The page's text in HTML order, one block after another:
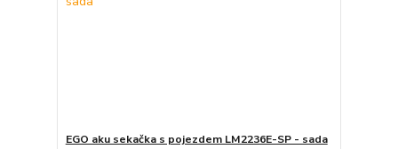
EGO aku sekačka s pojezdem LM2236E-SP - sada